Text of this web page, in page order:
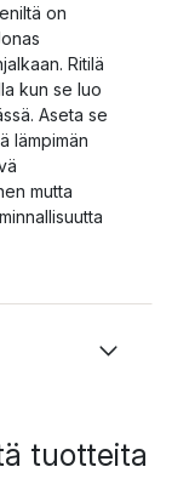
on
Ritilä
kun se luo
Aseta se
lämpimän
mutta
tuotteita